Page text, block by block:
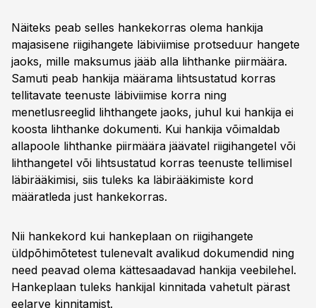
Näiteks peab selles hankekorras olema hankija
majasisene riigihangete läbiviimise protseduur hangete
jaoks, mille maksumus jääb alla lihthanke piirmäära.
Samuti peab hankija määrama lihtsustatud korras
tellitavate teenuste läbiviimise korra ning
menetlusreeglid lihthangete jaoks, juhul kui hankija ei
koosta lihthanke dokumenti. Kui hankija võimaldab
allapoole lihthanke piirmäära jäävatel riigihangetel või
lihthangetel või lihtsustatud korras teenuste tellimisel
läbirääkimisi, siis tuleks ka läbirääkimiste kord
määratleda just hankekorras.
Nii hankekord kui hankeplaan on riigihangete
üldpõhimõtetest tulenevalt avalikud dokumendid ning
need peavad olema kättesaadavad hankija veebilehel.
Hankeplaan tuleks hankijal kinnitada vahetult pärast
eelarve kinnitamist.